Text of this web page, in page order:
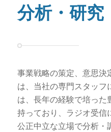
分析・研究
事業戦略の策定、意思決
は、当社の専門スタッフ
は、長年の経験で培った
持っており、ラジオ受信
公正中立な立場で分析・